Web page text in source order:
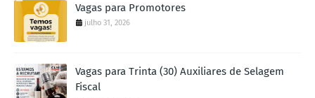
Vagas para Promotores
julho 31, 2026
Vagas para Trinta (30) Auxiliares de Selagem
Fiscal